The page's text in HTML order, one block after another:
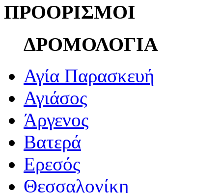
ΠΡΟΟΡΙΣΜΟΙ
ΔΡΟΜΟΛΟΓΙΑ
Αγία Παρασκευή
Αγιάσος
Άργενος
Βατερά
Ερεσός
Θεσσαλονίκη